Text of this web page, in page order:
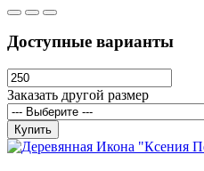
Доступные варианты
Заказать другой размер
Купить